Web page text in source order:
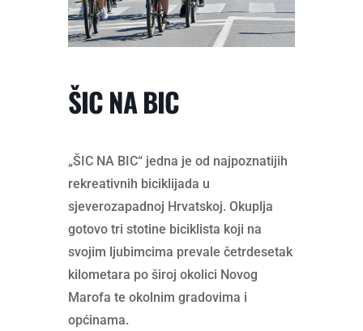
ŠIC NA BIC
„ŠIC NA BIC“ jedna je od najpoznatijih
rekreativnih biciklijada u
sjeverozapadnoj Hrvatskoj. Okuplja
gotovo tri stotine biciklista koji na
svojim ljubimcima prevale četrdesetak
kilometara po široj okolici Novog
Marofa te okolnim gradovima i
općinama.